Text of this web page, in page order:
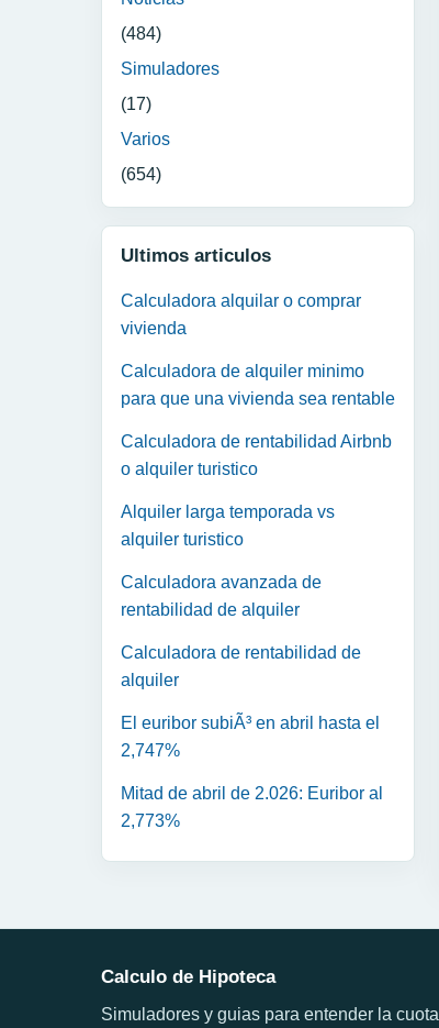
(484)
Simuladores
(17)
Varios
(654)
Ultimos articulos
Calculadora alquilar o comprar
vivienda
Calculadora de alquiler minimo
para que una vivienda sea rentable
Calculadora de rentabilidad Airbnb
o alquiler turistico
Alquiler larga temporada vs
alquiler turistico
Calculadora avanzada de
rentabilidad de alquiler
Calculadora de rentabilidad de
alquiler
El euribor subiÃ³ en abril hasta el
2,747%
Mitad de abril de 2.026: Euribor al
2,773%
Calculo de Hipoteca
Simuladores y guias para entender la cuota